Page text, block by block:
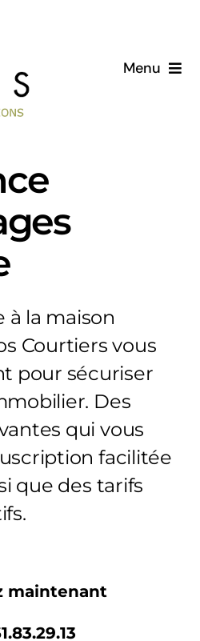
Menu
nous ?
à la maison
Courtiers vous
pour sécuriser
Des
qui vous
facilitée
que des tarifs
maintenant